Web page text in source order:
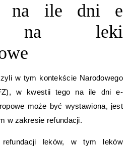
na ile dni e
na leki
w tym kontekście Narodowego
w kwestii tego na ile dni e-
może być wystawiona, jest
w zakresie refundacji.
leków, w tym leków